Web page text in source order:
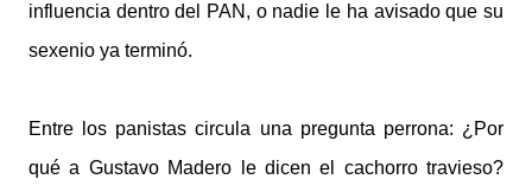
influencia dentro del PAN, o nadie le ha avisado que su
sexenio ya terminó.
Entre los panistas circula una pregunta perrona: ¿Por
qué a Gustavo Madero le dicen el cachorro travieso?